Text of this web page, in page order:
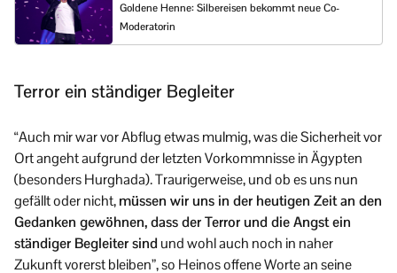
Goldene Henne: Silbereisen bekommt neue Co-
Moderatorin
Terror ein ständiger Begleiter
“Auch mir war vor Abflug etwas mulmig, was die Sicherheit vor
Ort angeht aufgrund der letzten Vorkommnisse in Ägypten
(besonders Hurghada). Traurigerweise, und ob es uns nun
gefällt oder nicht,müssen wir uns in der heutigen Zeit an den
Gedanken gewöhnen, dass der Terror und die Angst ein
ständiger Begleiter sind und wohl auch noch in naher
Zukunft vorerst bleiben”, so Heinos offene Worte an seine